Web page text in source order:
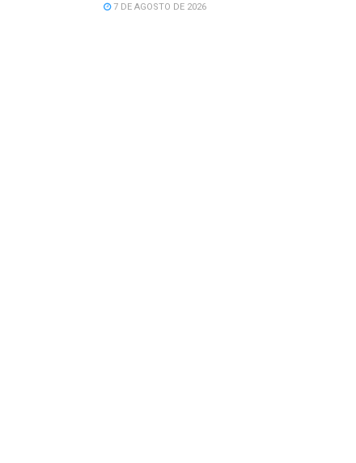
7 DE AGOSTO DE 2026